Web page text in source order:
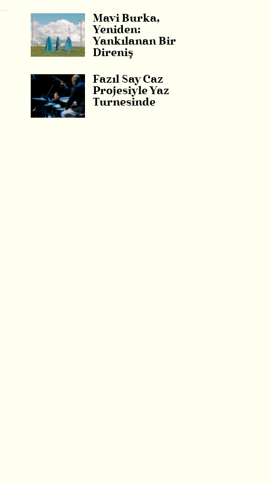
Mavi Burka,
Yeniden:
Yankılanan Bir
Direniş
Fazıl Say Caz
Projesiyle Yaz
Turnesinde